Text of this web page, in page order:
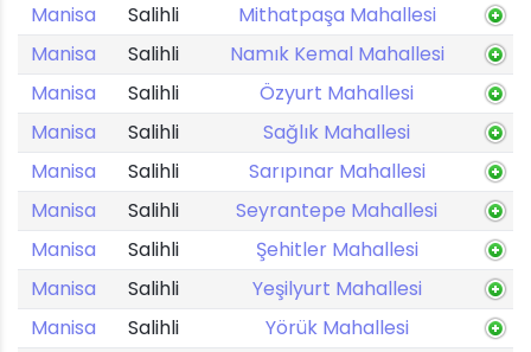
Manisa
Salihli
Mithatpaşa Mahallesi
Manisa
Salihli
Namık Kemal Mahallesi
Manisa
Salihli
Özyurt Mahallesi
Manisa
Salihli
Sağlık Mahallesi
Manisa
Salihli
Sarıpınar Mahallesi
Manisa
Salihli
Seyrantepe Mahallesi
Manisa
Salihli
Şehitler Mahallesi
Manisa
Salihli
Yeşilyurt Mahallesi
Manisa
Salihli
Yörük Mahallesi